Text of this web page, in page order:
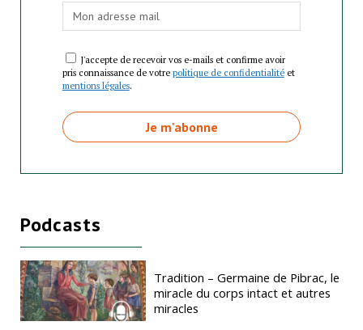
J'accepte de recevoir vos e-mails et confirme avoir
pris connaissance de votre politique de confidentialitéet
mentions légales.
Podcasts
Tradition – Germaine de Pibrac, le
miracle du corps intact et autres
miracles